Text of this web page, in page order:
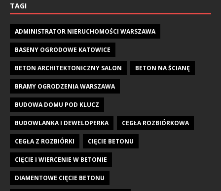
TAGI
ADMINISTRATOR NIERUCHOMOŚCI WARSZAWA
BASENY OGRODOWE KATOWICE
BETON ARCHITEKTONICZNY SALON BETON NA ŚCIANĘ
BRAMY OGRODZENIA WARSZAWA
BUDOWA DOMU POD KLUCZ
BUDOWLANKA I DEWELOPERKA CEGŁA ROZBIÓRKOWA
CEGŁA Z ROZBIÓRKI CIĘCIE BETONU
CIĘCIE I WIERCENIE W BETONIE
DIAMENTOWE CIĘCIE BETONU